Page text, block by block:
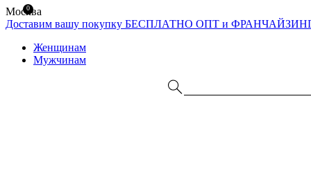
Москва
Доставим вашу покупку БЕСПЛАТНО ОПТ и
Женщинам
Мужчинам
0